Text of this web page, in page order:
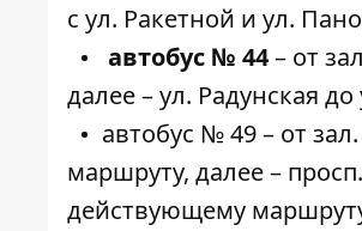
с ул. Ракетной и ул.
автобус № 44– от
далее – ул. Радунская
автобус № 49 – от
маршруту, далее –
действующему